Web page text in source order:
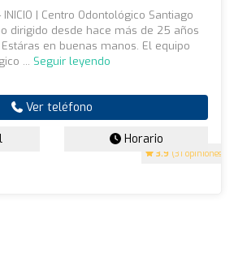
3.9 (31 opiniones)
| Centro Odontológico Santiago
dirigido desde hace más de 25 años
en buenas manos. El equipo
... Seguir leyendo
Ver teléfono
Horario